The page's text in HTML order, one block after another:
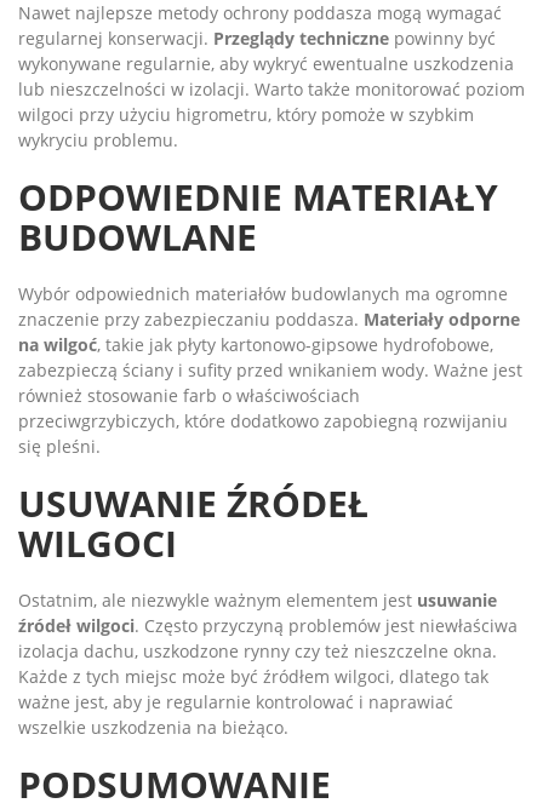
Nawet najlepsze metody ochrony poddasza mogą wymagać
regularnej konserwacji. Przeglądy techniczne powinny być
wykonywane regularnie, aby wykryć ewentualne uszkodzenia
lub nieszczelności w izolacji. Warto także monitorować poziom
wilgoci przy użyciu higrometru, który pomoże w szybkim
wykryciu problemu.
ODPOWIEDNIE MATERIAŁY
BUDOWLANE
Wybór odpowiednich materiałów budowlanych ma ogromne
znaczenie przy zabezpieczaniu poddasza. Materiały odporne
na wilgoć, takie jak płyty kartonowo-gipsowe hydrofobowe,
zabezpieczą ściany i sufity przed wnikaniem wody. Ważne jest
również stosowanie farb o właściwościach
przeciwgrzybiczych, które dodatkowo zapobiegną rozwijaniu
się pleśni.
USUWANIE ŹRÓDEŁ
WILGOCI
Ostatnim, ale niezwykle ważnym elementem jest usuwanie
źródeł wilgoci. Często przyczyną problemów jest niewłaściwa
izolacja dachu, uszkodzone rynny czy też nieszczelne okna.
Każde z tych miejsc może być źródłem wilgoci, dlatego tak
ważne jest, aby je regularnie kontrolować i naprawiać
wszelkie uszkodzenia na bieżąco.
PODSUMOWANIE